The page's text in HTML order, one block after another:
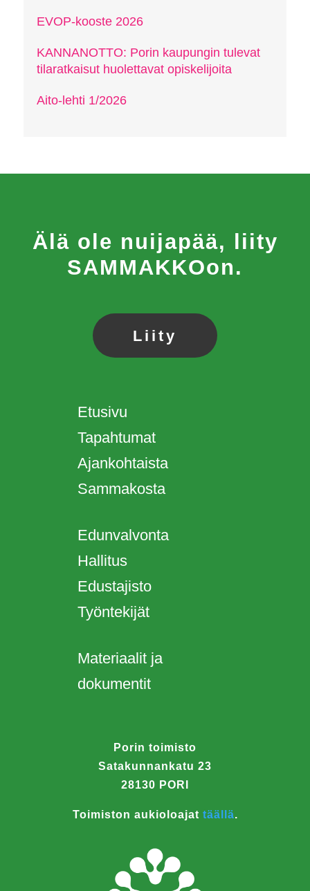
EVOP-kooste 2026
KANNANOTTO: Porin kaupungin tulevat
tilaratkaisut huolettavat opiskelijoita
Aito-lehti 1/2026
Älä ole nuijapää, liity
SAMMAKKOon.
Liity
Etusivu
Tapahtumat
Ajankohtaista
Sammakosta
Edunvalvonta
Hallitus
Edustajisto
Työntekijät
Materiaalit ja
dokumentit
Porin toimisto
Satakunnankatu 23
28130 PORI
Toimiston aukioloajat täällä.